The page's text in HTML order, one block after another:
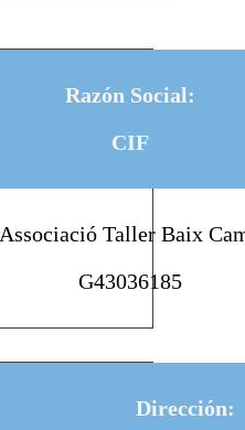
Razón Social:
CIF
Associació Taller Baix
G43036185
Dirección: